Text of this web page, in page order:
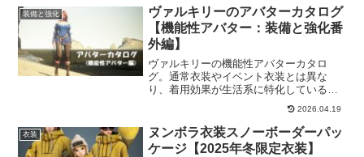
しいものではないのですが…。衣装交換
券持ってない…。
装備と強化
ヴァルキリーのアバターカタログ
【機能性アバター：装備と強化番
外編】
ヴァルキリーの機能性アバターカタロ
グ。通常衣装やイベント衣装とは異な
り、着用効果が生活系に特化しているア
バターとなります。採集したい時や馬放
置したい時などに便利な衣装が揃ってい
ますので、余裕のある時にでも購入して
みるといいかもです。
2026.04.19
衣装
ヌンボラ衣装スノーボーダーパッ
ケージ【2025年冬限定衣装】